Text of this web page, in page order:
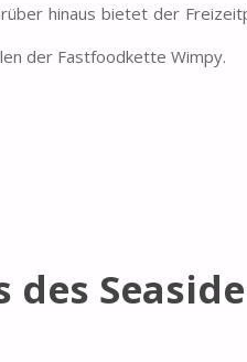
hinaus bietet der
der Fastfoodkette Wimpy.
des